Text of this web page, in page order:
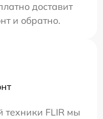
доставит
и обратно.
техники FLIR мы